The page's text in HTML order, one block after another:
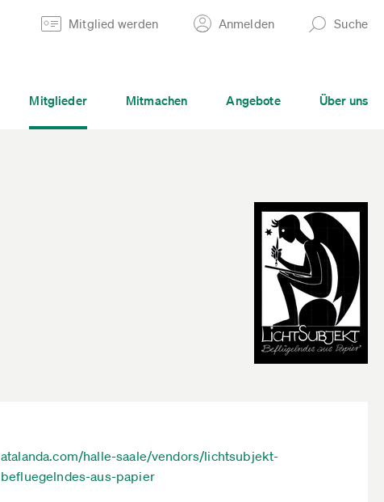
Mitglied werden Anmelden Suche
Mitglieder Mitmachen Angebote Über uns
atalanda.com/halle-saale/vendors/lichtsubjekt-
befluegelndes-aus-papier